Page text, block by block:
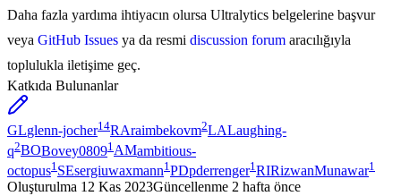
Daha fazla yardıma ihtiyacın olursa Ultralytics belgelerine başvur
veya GitHub Issues ya da resmi discussion forum aracılığıyla
toplulukla iletişime geç.
Katkıda Bulunanlar
GLglenn-jocher14RAraimbekovm2LALaughing-
q2BOBovey08091 AMambitious-
octopus1 SEsergiuwaxmann1 PDpderrenger1 RIRizwanMunawar1
Oluşturulma 12 Kas 2023Güncellenme 2 hafta önce